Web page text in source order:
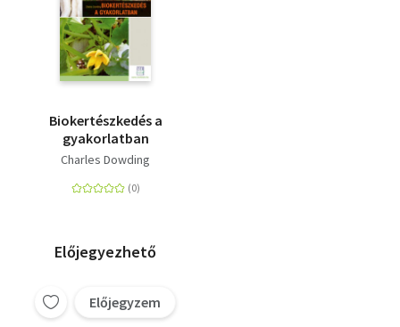
Biokertészkedés a
gyakorlatban
Charles Dowding
Előjegyezhető
Előjegyzem